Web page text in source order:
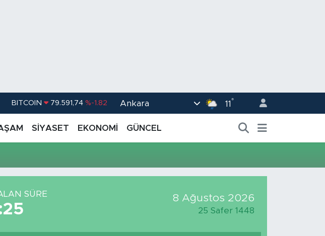
BITCOIN 79.591,74 %-1.82
G.ALTIN 6862,09000 %0.19
BİST100
Ankara 11 °
SİYASET EKONOMİ GÜNCEL
SÜRE 8 Ağustos 2026
25 Safer 1448